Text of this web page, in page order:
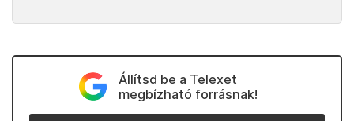
Állítsd be a Telexet
megbízható forrásnak!